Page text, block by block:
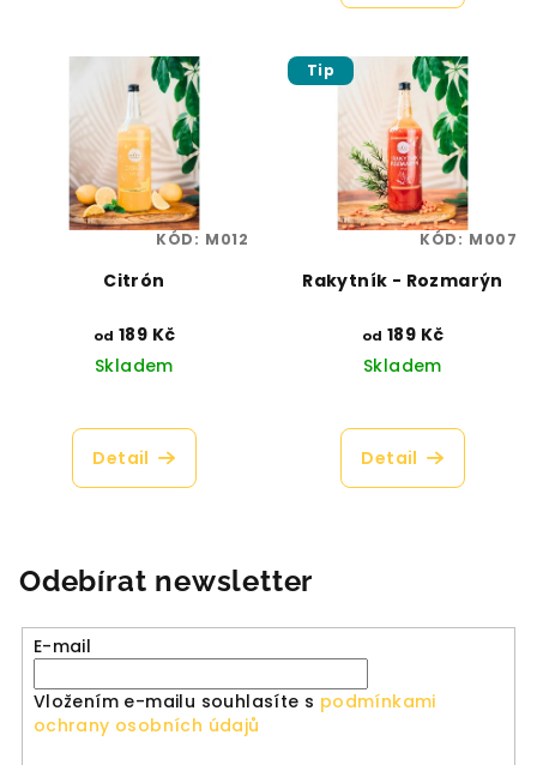
hvězdiček.
5
hvězdiček.
Citrón
od 189 Kč
Skladem
hodnocení
produktu
hvězdiček.
Detail
KÓD: M012
Tip
Rakytník - Rozmarýn
od 189 Kč
Skladem
hodnocení
produktu
Detail
KÓD: M007
Odebírat newsletter
E-mail
Vložením e-mailu souhlasíte s podmínkami
ochrany osobních údajů